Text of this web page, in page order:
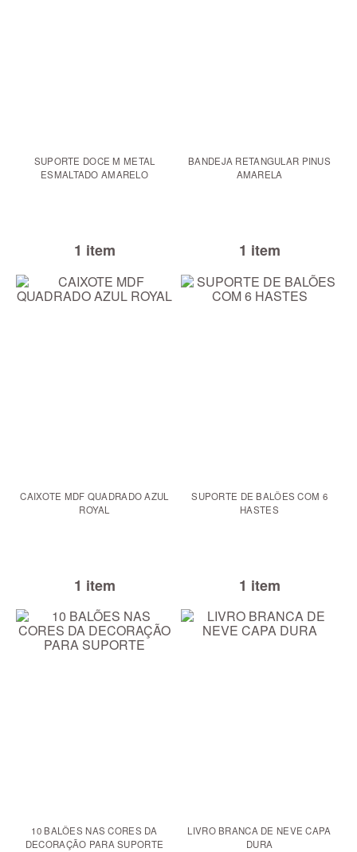
SUPORTE DOCE M METAL
ESMALTADO AMARELO
1 item
BANDEJA RETANGULAR PINUS
AMARELA
1 item
CAIXOTE MDF QUADRADO AZUL
ROYAL
1 item
SUPORTE DE BALÕES COM 6
HASTES
1 item
10 BALÕES NAS CORES DA
DECORAÇÃO PARA SUPORTE
LIVRO BRANCA DE NEVE CAPA
DURA